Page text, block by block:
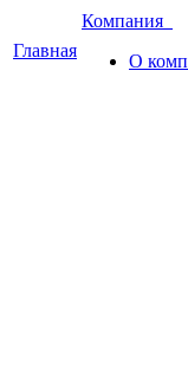
Главная
Компания
О